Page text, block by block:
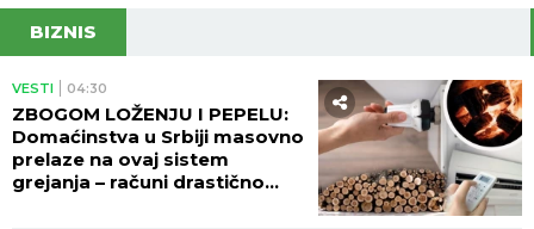
BIZNIS
VESTI 04:30
ZBOGOM LOŽENJU I PEPELU:
Domaćinstva u Srbiji masovno
prelaze na ovaj sistem
grejanja – računi drastično